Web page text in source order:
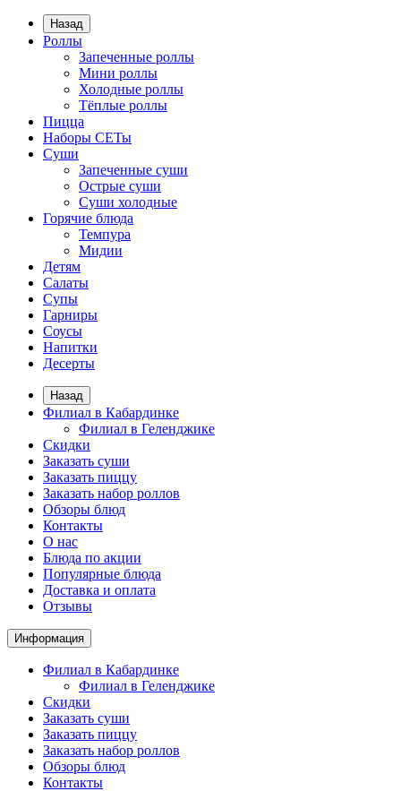
Назад
Роллы
Запеченные роллы
Мини роллы
Холодные роллы
Тёплые роллы
Пицца
Наборы СЕТы
Суши
Запеченные суши
Острые суши
Суши холодные
Горячие блюда
Темпура
Мидии
Детям
Салаты
Супы
Гарниры
Соусы
Напитки
Десерты
Назад
Филиал в Кабардинке
Филиал в Геленджике
Скидки
Заказать суши
Заказать пиццу
Заказать набор роллов
Обзоры блюд
Контакты
О нас
Блюда по акции
Популярные блюда
Доставка и оплата
Отзывы
Информация
Филиал в Кабардинке
Филиал в Геленджике
Скидки
Заказать суши
Заказать пиццу
Заказать набор роллов
Обзоры блюд
Контакты